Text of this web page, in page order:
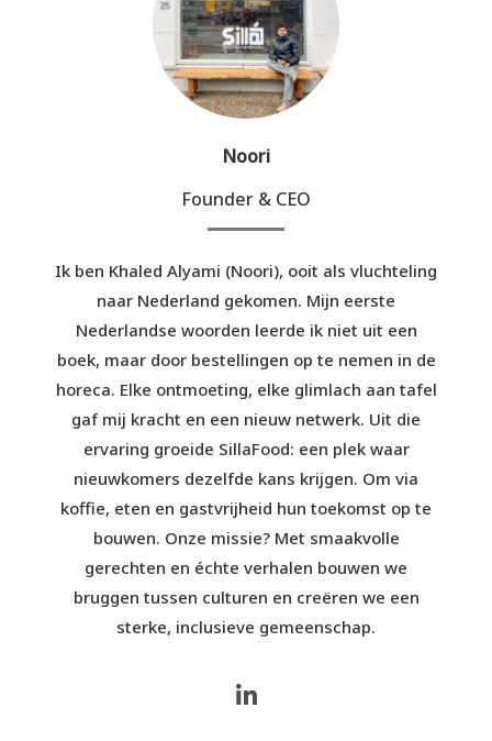
Noori
Founder & CEO
Ik ben Khaled Alyami (Noori), ooit als vluchteling
naar Nederland gekomen. Mijn eerste
Nederlandse woorden leerde ik niet uit een
boek, maar door bestellingen op te nemen in de
horeca. Elke ontmoeting, elke glimlach aan tafel
gaf mij kracht en een nieuw netwerk. Uit die
ervaring groeide SillaFood: een plek waar
nieuwkomers dezelfde kans krijgen. Om via
koffie, eten en gastvrijheid hun toekomst op te
bouwen. Onze missie? Met smaakvolle
gerechten en échte verhalen bouwen we
bruggen tussen culturen en creëren we een
sterke, inclusieve gemeenschap.